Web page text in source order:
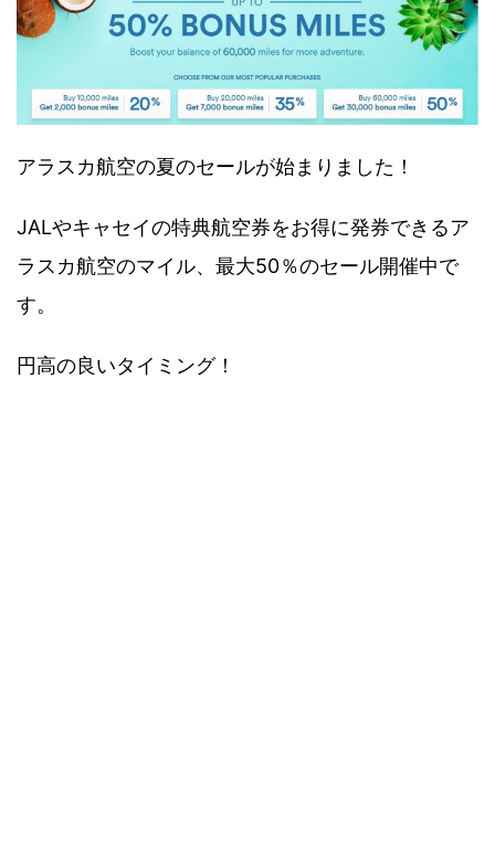
アラスカ航空の夏のセールが始まりました！
JALやキャセイの特典航空券をお得に発券できるア
ラスカ航空のマイル、最大50％のセール開催中で
す。
円高の良いタイミング！